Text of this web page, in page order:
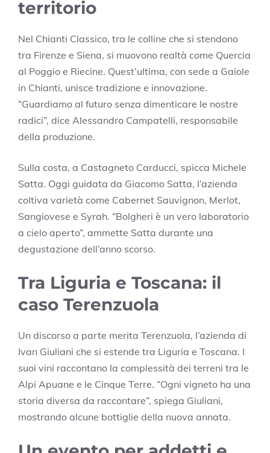
territorio
Nel Chianti Classico, tra le colline che si stendono
tra Firenze e Siena, si muovono realtà come Quercia
al Poggio e Riecine. Quest’ultima, con sede a Gaiole
in Chianti, unisce tradizione e innovazione.
“Guardiamo al futuro senza dimenticare le nostre
radici”, dice Alessandro Campatelli, responsabile
della produzione.
Sulla costa, a Castagneto Carducci, spicca Michele
Satta. Oggi guidata da Giacomo Satta, l’azienda
coltiva varietà come Cabernet Sauvignon, Merlot,
Sangiovese e Syrah. “Bolgheri è un vero laboratorio
a cielo aperto”, ammette Satta durante una
degustazione dell’anno scorso.
Tra Liguria e Toscana: il
caso Terenzuola
Un discorso a parte merita Terenzuola, l’azienda di
Ivan Giuliani che si estende tra Liguria e Toscana. I
suoi vini raccontano la complessità dei terreni tra le
Alpi Apuane e le Cinque Terre. “Ogni vigneto ha una
storia diversa da raccontare”, spiega Giuliani,
mostrando alcune bottiglie della nuova annata.